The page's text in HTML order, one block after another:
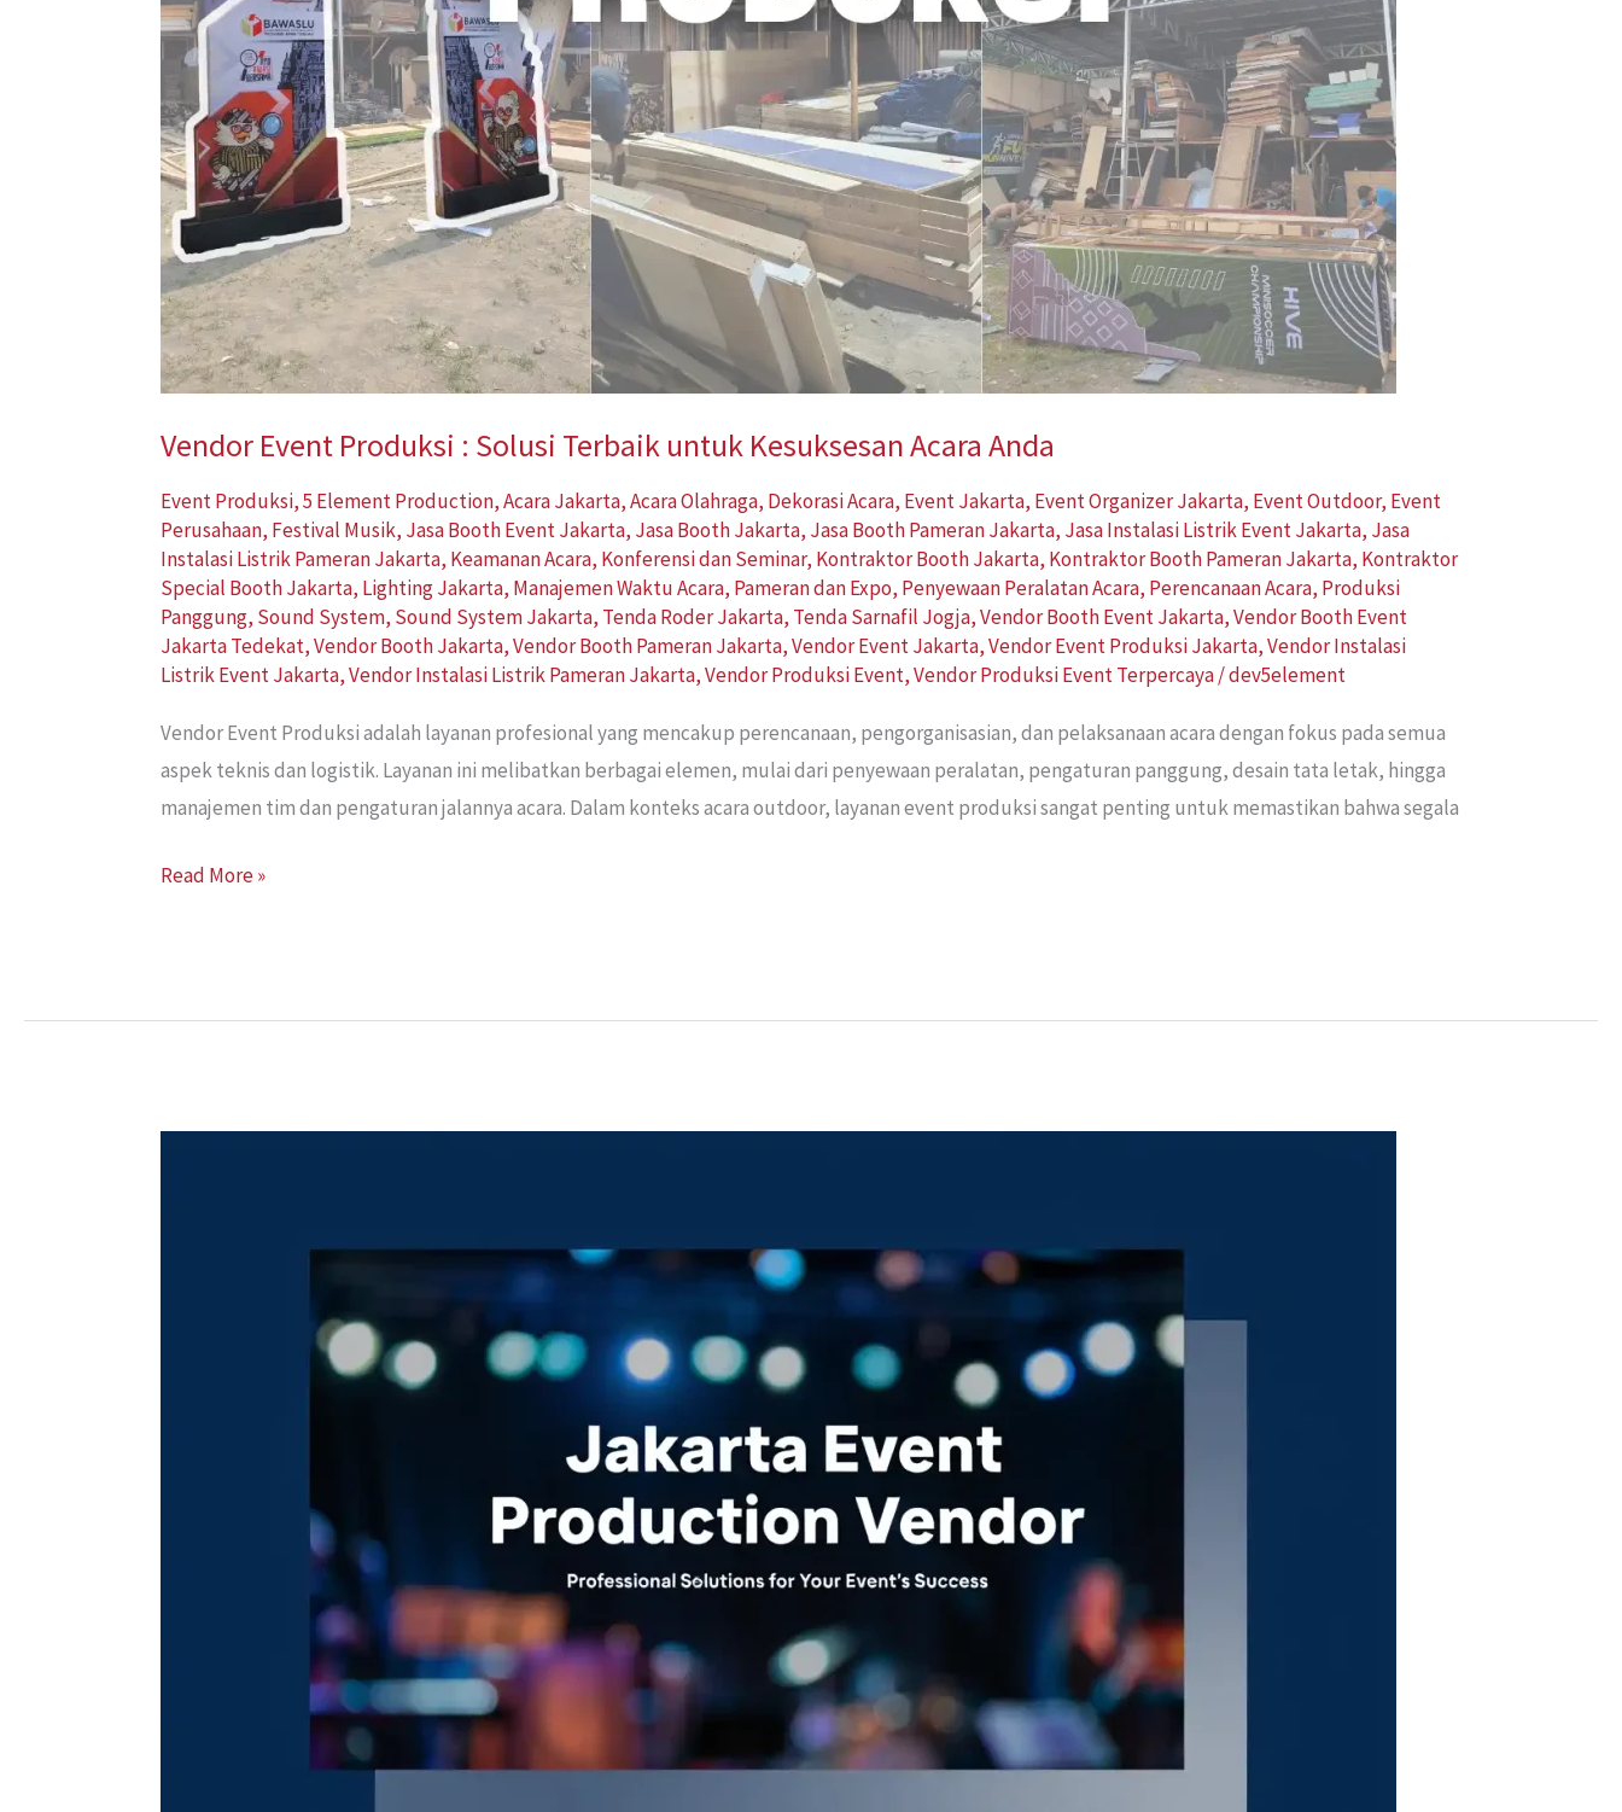
Vendor Event Produksi : Solusi Terbaik untuk Kesuksesan Acara Anda
Event Produksi,5 Element Production,Acara Jakarta,Acara Olahraga, Dekorasi Acara, Event Jakarta, Event Organizer Jakarta, Event Outdoor, Event
Perusahaan, Festival Musik, Jasa Booth Event Jakarta, Jasa Booth Jakarta, Jasa Booth Pameran Jakarta, Jasa Instalasi Listrik Event Jakarta, Jasa
Instalasi Listrik Pameran Jakarta, Keamanan Acara, Konferensi dan Seminar, Kontraktor Booth Jakarta, Kontraktor Booth Pameran Jakarta, Kontraktor
Special Booth Jakarta, Lighting Jakarta, Manajemen Waktu Acara, Pameran dan Expo, Penyewaan Peralatan Acara, Perencanaan Acara, Produksi
Panggung, Sound System, Sound System Jakarta, Tenda Roder Jakarta, Tenda Sarnafil Jogja,Vendor Booth Event Jakarta,Vendor Booth Event
Jakarta Tedekat,Vendor Booth Jakarta,Vendor Booth Pameran Jakarta,Vendor Event Jakarta,Vendor Event Produksi Jakarta,Vendor Instalasi
Listrik Event Jakarta,Vendor Instalasi Listrik Pameran Jakarta,Vendor Produksi Event,Vendor Produksi Event Terpercaya/dev5element
Vendor Event Produksi adalah layanan profesional yang mencakup perencanaan, pengorganisasian, dan pelaksanaan acara dengan fokus pada semua
aspek teknis dan logistik. Layanan ini melibatkan berbagai elemen, mulai dari penyewaan peralatan, pengaturan panggung, desain tata letak, hingga
manajemen tim dan pengaturan jalannya acara. Dalam konteks acara outdoor, layanan event produksi sangat penting untuk memastikan bahwa segala
Acara
Anda
Read More »